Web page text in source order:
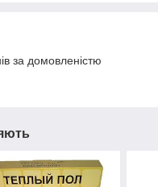
за домовленістю